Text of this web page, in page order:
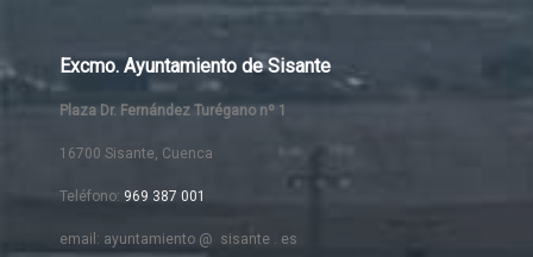
Excmo. Ayuntamiento de Sisante
Plaza Dr. Fernández Turégano nº 1
16700 Sisante, Cuenca
Teléfono: 969 387 001
email: ayuntamiento @ sisante . es